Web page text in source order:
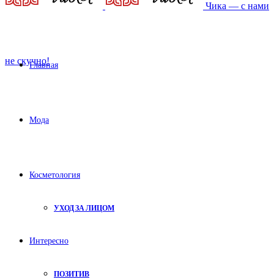
Чика — с нами
не скучно!
Главная
Мода
Косметология
УХОД ЗА ЛИЦОМ
Интересно
ПОЗИТИВ